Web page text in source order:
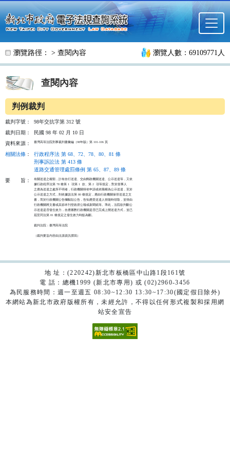
跳至主要內容
瀏覽路徑： > 查閱內容 瀏覽人數：69109771人
查閱內容
判例裁判
裁判字號：
98年交抗字第 312 號
裁判日期：
民國 98 年 02 月 10 日
資料來源：
臺灣高等法院刑事裁判書彙編（98年版）第 101-106 頁
相關法條 ：
行政程序法 第 68、72、78、80、81 條
刑事訴訟法 第 413 條
道路交通管理處罰條例 第 65、87、89 條
要
旨：
有關送達之種類，計有自行送達、交由郵政機關送達、公示送達等，又依
據行政程序法第 78 條第 1  項第 1  款、第 2  項等規定，對於當事人
之應為送達之處所不明者，行政機關得依申請或依職權為公示送達，至於
公示送達之方式，則依據該法第 80 條規定，應由行政機關保管送達之文
書，而於行政機關公告欄黏貼公告，告知應受送達人得隨時領取，並得由
行政機關將文書或其節本刊登政府公報或新聞紙等。準此，法院欲判斷公
示送達是否發生效力，自應審酌行政機關是否已完成上開送達方式，並已
屆至同法第 81 條規定之發生效力時點為斷。
裁判法院：臺灣高等法院
（裁判要旨內容由法源資訊撰寫）
地 址：(220242)新北市板橋區中山路1段161號
電 話：總機1999 (新北市專用) 或 (02)2960-3456
為民服務時間：週一至週五 08:30~12:30 13:30~17:30(國定假日除外)
本網站為新北市政府版權所有，未經允許，不得以任何形式複製和採用網
站安全宣告